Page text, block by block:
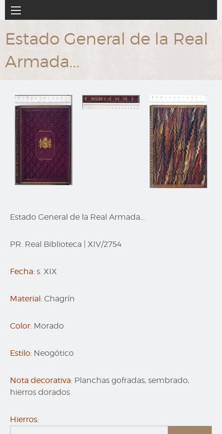
al
principal
Navegación
principal
Estado General de la Real
Armada...
Estado General de la Real Armada...
PR. Real Biblioteca XIV/2754
Fecha: s. XIX
Material: Chagrín
Color: Morado
Estilo: Neogótico
Nota decorativa: Planchas gofradas, sembrado,
hierros dorados
Hierros: